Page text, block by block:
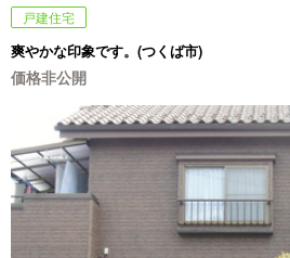
戸建住宅
爽やかな印象です。(つくば市)
価格非公開